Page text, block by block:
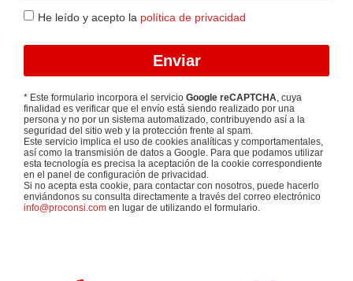
He leído y acepto la política de privacidad
Enviar
* Este formulario incorpora el servicio Google reCAPTCHA, cuya
finalidad es verificar que el envío está siendo realizado por una
persona y no por un sistema automatizado, contribuyendo así a la
seguridad del sitio web y la protección frente al spam.
Este servicio implica el uso de cookies analíticas y comportamentales,
así como la transmisión de datos a Google. Para que podamos utilizar
esta tecnología es precisa la aceptación de la cookie correspondiente
en el panel de configuración de privacidad.
Si no acepta esta cookie, para contactar con nosotros, puede hacerlo
enviándonos su consulta directamente a través del correo electrónico
info@proconsi.com en lugar de utilizando el formulario.